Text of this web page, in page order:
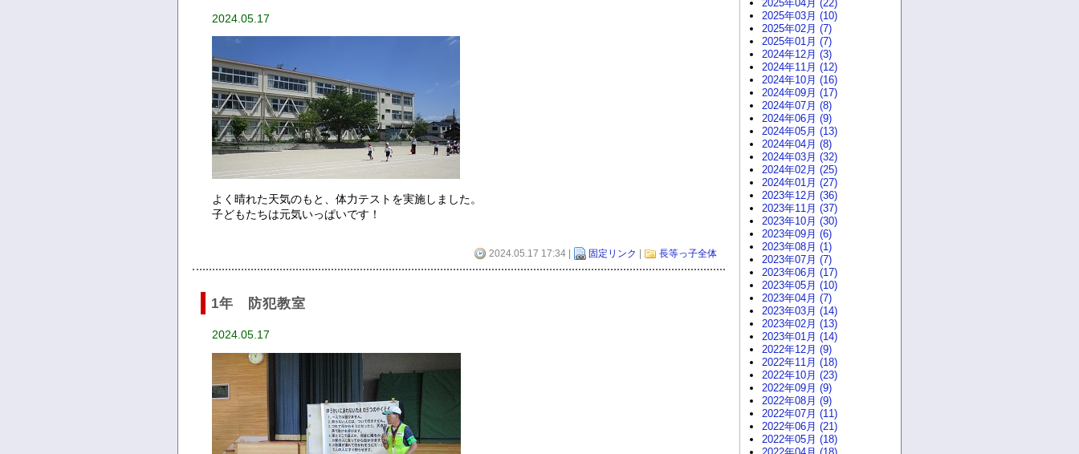
2024.05.17
よく晴れた天気のもと、体力テストを実施しました。
子どもたちは元気いっぱいです！
2024.05.17 17:34 | 固定リンク | 長等っ子全体
1年 防犯教室
2024.05.17
2025年04月 (22)
2025年03月 (10)
2025年02月 (7)
2025年01月 (7)
2024年12月 (3)
2024年11月 (12)
2024年10月 (16)
2024年09月 (17)
2024年07月 (8)
2024年06月 (9)
2024年05月 (13)
2024年04月 (8)
2024年03月 (32)
2024年02月 (25)
2024年01月 (27)
2023年12月 (36)
2023年11月 (37)
2023年10月 (30)
2023年09月 (6)
2023年08月 (1)
2023年07月 (7)
2023年06月 (17)
2023年05月 (10)
2023年04月 (7)
2023年03月 (14)
2023年02月 (13)
2023年01月 (14)
2022年12月 (9)
2022年11月 (18)
2022年10月 (23)
2022年09月 (9)
2022年08月 (9)
2022年07月 (11)
2022年06月 (21)
2022年05月 (18)